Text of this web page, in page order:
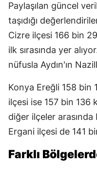
Paylaşılan güncel
taşıdığı
Cizre ilçesi 166 bin
ilk sırasında yer
nüfusla Aydın'ın
Konya Ereğli 158 bin
ilçesi ise 157 bin 136
diğer ilçeler arasında
Ergani ilçesi de 141
Farklı